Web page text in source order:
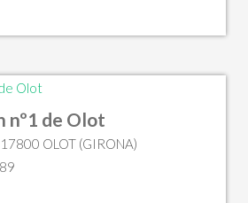
nº1 de Olot
OLOT (GIRONA)